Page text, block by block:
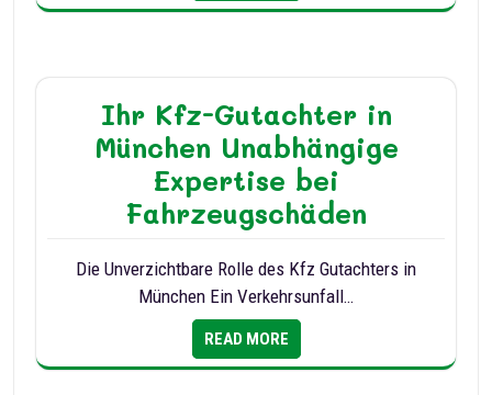
Ihr Kfz-Gutachter in
München Unabhängige
Expertise bei
Fahrzeugschäden
Die Unverzichtbare Rolle des Kfz Gutachters in
München Ein Verkehrsunfall…
READ MORE